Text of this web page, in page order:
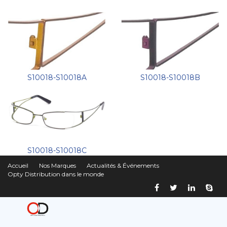
S10018-S10018A S10018-S10018B
S10018-S10018C
Accueil Nos Marques
Actualités & Événements
Opty Distribution dans le monde